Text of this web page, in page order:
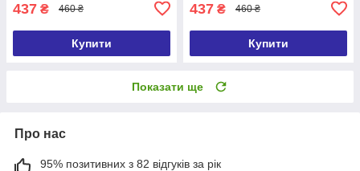
437 ₴ 460 ₴
Купити
437 ₴ 460 ₴
Купити
Показати ще
Про нас
95% позитивних з 82 відгуків за рік